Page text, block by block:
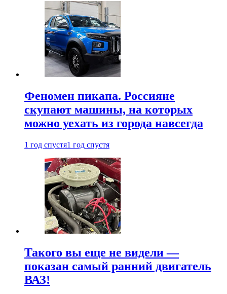
Феномен пикапа. Россияне
скупают машины, на которых
можно уехать из города навсегда
1 год спустя1 год спустя
Такого вы еще не видели —
показан самый ранний двигатель
ВАЗ!